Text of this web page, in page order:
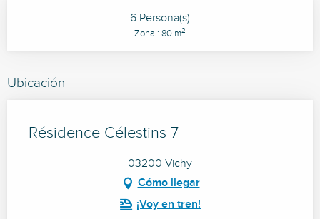
6 Persona(s)
Zona : 80 m2
Ubicación
Résidence Célestins 7
03200 Vichy
Cómo llegar
¡Voy en tren!